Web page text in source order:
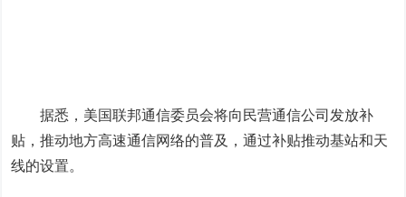
据悉，美国联邦通信委员会将向民营通信公司发放补
贴，推动地方高速通信网络的普及，通过补贴推动基站和天
线的设置。